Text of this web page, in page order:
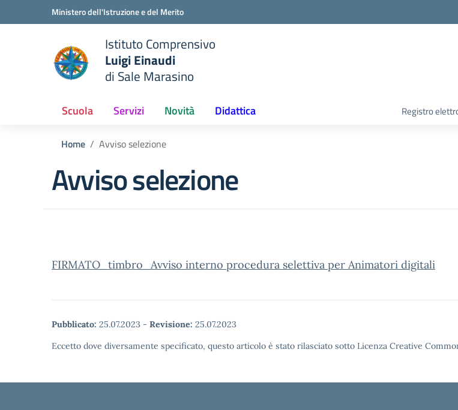
Vai ai contenuti
Vai al menu di navigazioneMinistero dell'Istruzione e del Merito
scuola
Istituto Comprensivo
Luigi Einaudi
di Sale Marasino
Scuola Servizi Novità Didattica Registro
Home Avviso selezione
Avviso selezione
FIRMATO_timbro_Avviso interno procedura selettiva per Animatori digitali
Pubblicato: 25.07.2023 - Revisione: 25.07.2023
Eccetto dove diversamente specificato, questo articolo è stato rilasciato sotto Licenza Creative